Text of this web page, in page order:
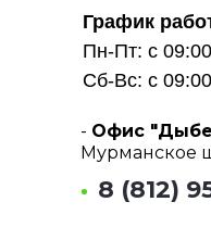
График
Пн-Пт: с
Сб-Вс: с
- Офис
Мурманское
8 (812)